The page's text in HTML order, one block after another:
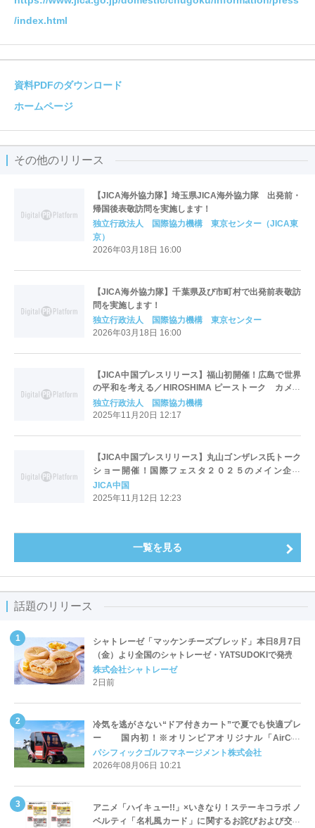
/index.html
資料PDFのダウンロード
ホームページ
その他のリリース
【JICA海外協力隊】埼玉県JICA海外協力隊 出発前・
帰国後表敬訪問を実施します！
独立行政法人 国際協力機構 東京センター（JICA東
京）
2026年03月18日 16:00
【JICA海外協力隊】千葉県及び市町村で出発前表敬訪
問を実施します！
独立行政法人 国際協力機構 東京センター
2026年03月18日 16:00
【JICA中国プレスリリース】福山初開催！広島で世界
の平和を考える／HIROSHIMA ピーストーク カメル
ーン出⾝のJICA 留学⽣と市⺠との対話
独立行政法人 国際協力機構
2025年11月20日 12:17
【JICA中国プレスリリース】丸山ゴンザレス氏トーク
ショー開催！国際フェスタ２０２５のメイン企画
（於：広島国際会議場）
JICA中国
2025年11月12日 12:23
一覧を見る
話題のリリース
シャトレーゼ「マッケンチーズブレッド」本日8月7日
（金）より全国のシャトレーゼ・YATSUDOKIで発売
株式会社シャトレーゼ
2日前
冷気を逃がさない“ドア付きカート”で夏でも快適プレ
ー 国内初！※オリンピアオリジナル「AirCon
Cart（エアコンカート）」導入 | ＰＧＭ
パシフィックゴルフマネージメント株式会社
2026年08月06日 10:21
アニメ「ハイキュー!!」×いきなり！ステーキコラボ ノ
ベルティ「名札風カード」に関するお詫びおよび交換